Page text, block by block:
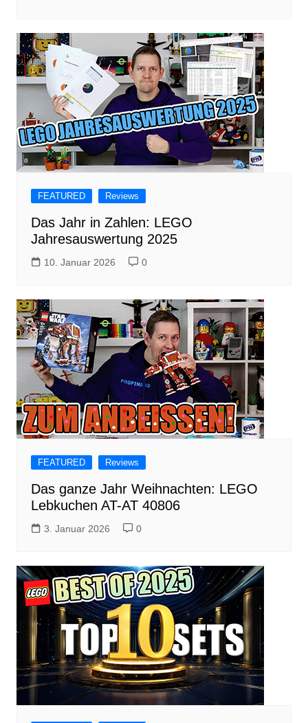
FEATURED Reviews
Das Jahr in Zahlen: LEGO
Jahresauswertung 2025
10. Januar 2026 0
FEATURED Reviews
Das ganze Jahr Weihnachten: LEGO
Lebkuchen AT-AT 40806
3. Januar 2026 0